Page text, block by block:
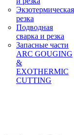
Экзотермическая
резка
Подводная
сварка и резка
Запасные части
ARC GOUGING
&
EXOTHERMIC
CUTTING